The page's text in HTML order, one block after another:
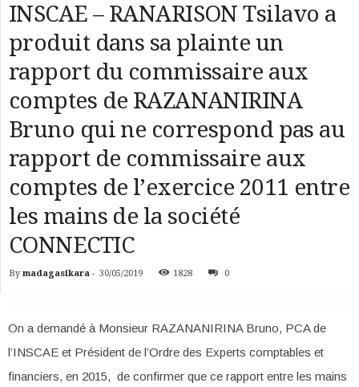
INSCAE – RANARISON Tsilavo a
produit dans sa plainte un
rapport du commissaire aux
comptes de RAZANANIRINA
Bruno qui ne correspond pas au
rapport de commissaire aux
comptes de l’exercice 2011 entre
les mains de la société
CONNECTIC
By madagasikara - 30/05/2019 1828 0
On a demandé à Monsieur RAZANANIRINA Bruno, PCA de
l’INSCAE et Président de l’Ordre des Experts comptables et
financiers, en 2015, de confirmer que ce rapport entre les mains